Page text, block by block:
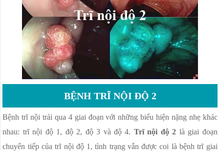
BỆNH TRĨ NỘI ĐỘ 2
Bệnh trĩ nội trải qua 4 giai đoạn với những biểu hiện nặng nhẹ khác
nhau: trĩ nội độ 1, độ 2, độ 3 và độ 4. Trĩ nội độ 2 là giai đoạn
chuyển tiếp của trĩ nội độ 1, tình trạng vẫn được coi là bệnh trĩ giai